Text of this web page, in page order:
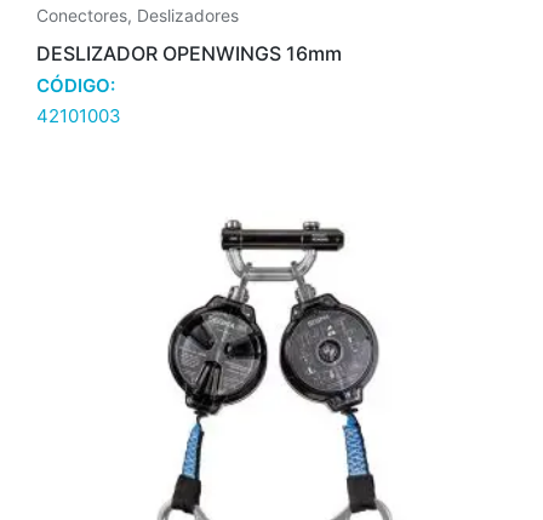
Conectores, Deslizadores
DESLIZADOR OPENWINGS 16mm
CÓDIGO:
42101003